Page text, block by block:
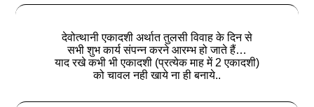
देवोत्थानी एकादशी अर्थात तुलसी विवाह के दिन से
सभी शुभ कार्य संपन्न करने आरम्भ हो जाते हैं…
याद रखे कभी भी एकादशी (प्रत्येक माह में 2 एकादशी)
को चावल नही खाये ना ही बनाये..